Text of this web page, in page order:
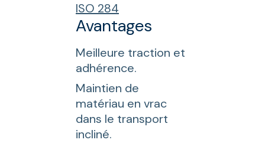
ISO 284
Avantages
Meilleure traction et
adhérence.
Maintien de
matériau en vrac
dans le transport
incliné.